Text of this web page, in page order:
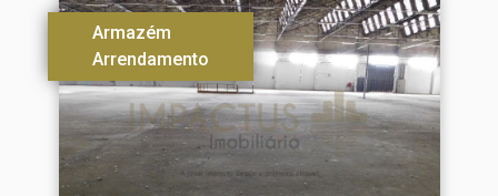
Armazém
Arrendamento